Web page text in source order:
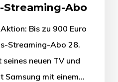
Streaming-Abo
Bis zu 900 Euro
Streaming-Abo 28.
neuen TV und
Samsung mit einem…